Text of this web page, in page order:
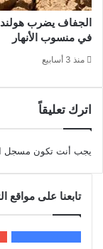
الجفاف يضرب
في منسوب الأنهار
منذ 3 أسابيع
اترك تعليقاً
يجب أنت تكون مسجل
تابعنا على مواقع